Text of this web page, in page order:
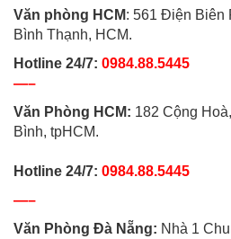
Văn phòng HCM: 561 Điện Biên
Bình Thạnh, HCM.
Hotline 24/7: 0984.88.5445
—–
Văn Phòng HCM: 182 Cộng
Bình, tpHCM.
Hotline 24/7: 0984.88.5445
—–
Văn Phòng Đà Nẵng: Nhà 1